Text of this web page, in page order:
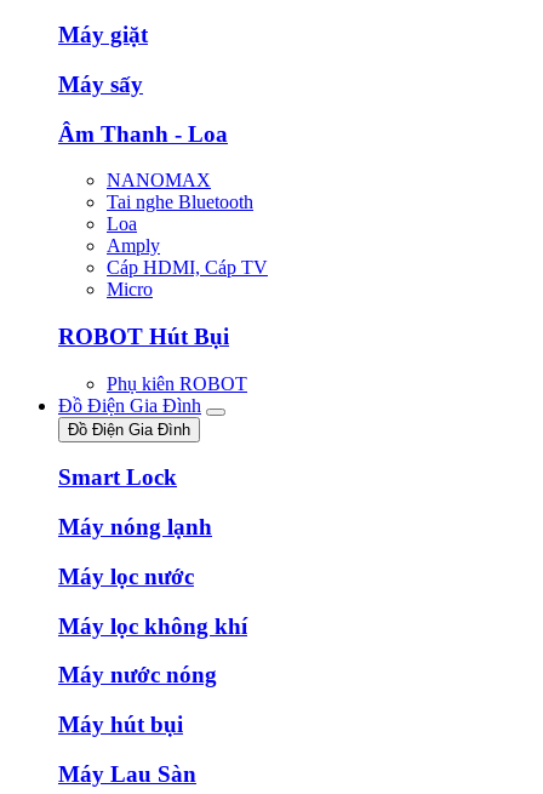
Máy giặt
Máy sấy
Âm Thanh - Loa
NANOMAX
Tai nghe Bluetooth
Loa
Amply
Cáp HDMI, Cáp TV
Micro
ROBOT Hút Bụi
Phụ kiên ROBOT
Đồ Điện Gia Đình
Đồ Điện Gia Đình
Smart Lock
Máy nóng lạnh
Máy lọc nước
Máy lọc không khí
Máy nước nóng
Máy hút bụi
Máy Lau Sàn